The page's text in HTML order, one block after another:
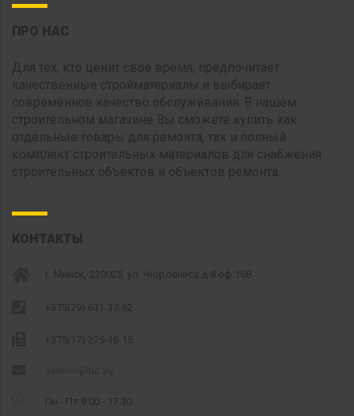
ПРО НАС
Для тех, кто ценит свое время, предпочитает
качественные стройматериалы и выбирает
современное качество обслуживания. В нашем
строительном магазине Вы сможете купить как
отдельные товары для ремонта, так и полный
комплект строительных материалов для снабжения
строительных объектов и объектов ремонта.
КОНТАКТЫ
г. Минск, 220025, ул. Чюрлениса д.8 оф.168
+375(29) 631-37-62
+375(17) 275-16-15
Пн - Пт 9.00 - 17.30